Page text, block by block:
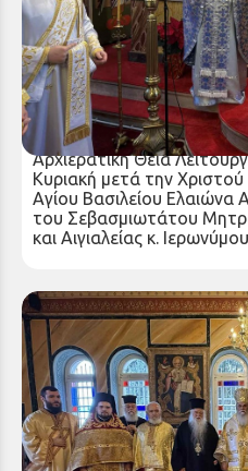
Εις Πρεσβύτερον
Μητρόπολη Καλαβρύτων
Κυριακή 28 Δεκ 2025
Αρχιερατική Θεία
Κυριακή μετά την
Αγίου Βασιλείου Ελαιώνα
του Σεβασμιωτάτου
και Αιγιαλείας κ.